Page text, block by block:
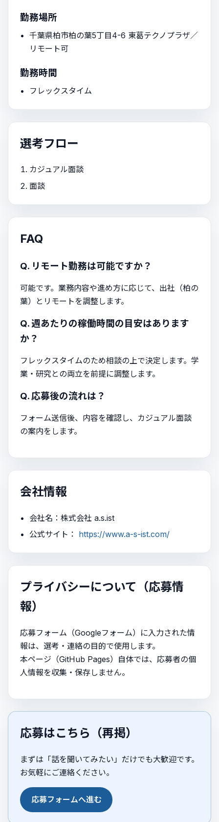
勤務場所
千葉県柏市柏の葉5丁目4-6 東葛テクノプラザ／
リモート可
勤務時間
フレックスタイム
選考フロー
カジュアル面談
面談
FAQ
Q. リモート勤務は可能ですか？
可能です。業務内容や進め方に応じて、出社（柏の
葉）とリモートを調整します。
Q. 週あたりの稼働時間の目安はあります
か？
フレックスタイムのため相談の上で決定します。学
業・研究との両立を前提に調整します。
Q. 応募後の流れは？
フォーム送信後、内容を確認し、カジュアル面談
の案内をします。
会社情報
会社名：株式会社 a.s.ist
公式サイト： https://www.a-s-ist.com/
プライバシーについて（応募情
報）
応募フォーム（Googleフォーム）に入力された情
報は、選考・連絡の目的で使用します。
本ページ（GitHub Pages）自体では、応募者の個
人情報を収集・保存しません。
応募はこちら（再掲）
まずは「話を聞いてみたい」だけでも大歓迎です。
お気軽にご連絡ください。
応募フォームへ進む